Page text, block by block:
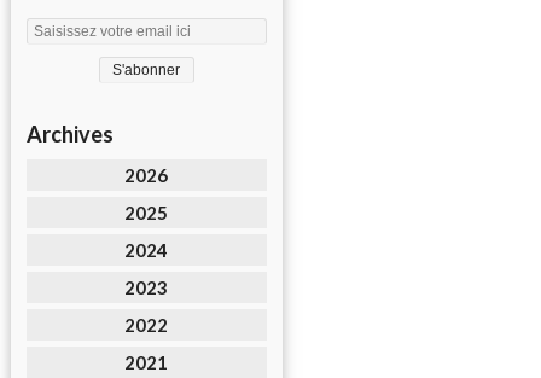
Archives
2026
2025
2024
2023
2022
2021